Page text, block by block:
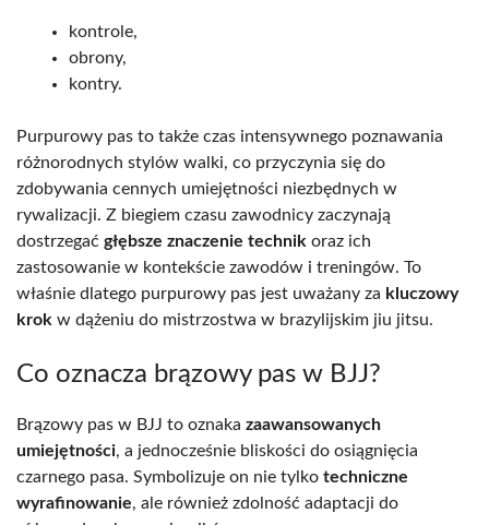
kontrole,
obrony,
kontry.
Purpurowy pas to także czas intensywnego poznawania
różnorodnych stylów walki, co przyczynia się do
zdobywania cennych umiejętności niezbędnych w
rywalizacji. Z biegiem czasu zawodnicy zaczynają
dostrzegać głębsze znaczenie technik oraz ich
zastosowanie w kontekście zawodów i treningów. To
właśnie dlatego purpurowy pas jest uważany za kluczowy
krok w dążeniu do mistrzostwa w brazylijskim jiu jitsu.
Co oznacza brązowy pas w BJJ?
Brązowy pas w BJJ to oznaka zaawansowanych
umiejętności, a jednocześnie bliskości do osiągnięcia
czarnego pasa. Symbolizuje on nie tylko techniczne
wyrafinowanie, ale również zdolność adaptacji do